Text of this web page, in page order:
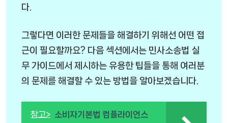
다.
그렇다면 이러한 문제들을 해결하기 위해선 어떤 접
근이 필요할까요? 다음 섹션에서는 민사소송법 실
무 가이드에서 제시하는 유용한 팁들을 통해 여러분
의 문제를 해결할 수 있는 방법을 알아보겠습니다.
참고> 소비자기본법 컴플라이언스